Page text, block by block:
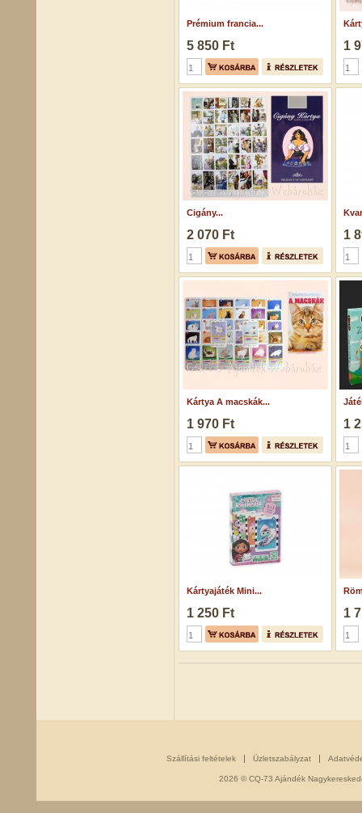
Prémium francia...
5 850 Ft 1
Cigány...
2 070 Ft 1
Kártya A macskák...
1 970 Ft 1
Kártyajáték Mini...
1 250 Ft 1
Szállítási feltételek Üzletszabályzat
2026 © CQ-73 Ajándék